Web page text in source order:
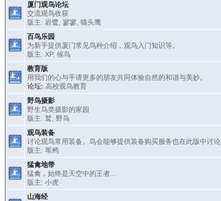
厦门观鸟论坛
交流观鸟收获
版主: 岩鹭 寥寥, 猫头鹰
百鸟乐园
为新手提供厦门常见鸟种介绍，观鸟入门知识等。
版主: XP, 候鸟
教育版
用我们的心与手请更多的朋友共同体验自然的和谐与美妙。
论坛: 高校观鸟教育
野鸟摄影
野生鸟类摄影的家园
版主: 鹫, 野鸟
观鸟装备
讨论观鸟常用装备。鸟会能够提供装备购买服务也在此版中讨
版主: 苇鹀
猛禽地带
猛禽，始终是天空中的王者...
版主: 小虎
山海经